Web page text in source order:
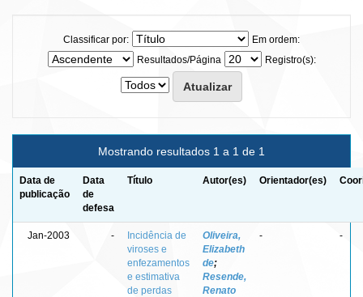
Classificar por:
Em ordem:
Resultados/Página
Registro(s):
Mostrando resultados 1 a 1 de 1
Data de
publicação
Data
de
defesa
Título Autor(es) Orientador(es)
Jan-2003 -
Incidência de
viroses e
enfezamentos
e estimativa
de perdas
Oliveira,
Elizabeth
de;
Resende,
Renato
- -